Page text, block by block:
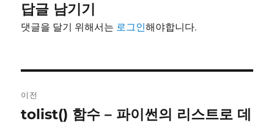
답글 남기기
댓글을 달기 위해서는 로그인해야합니다.
내
이전
이
tolist() 함수 – 파이썬의 리스트로 데